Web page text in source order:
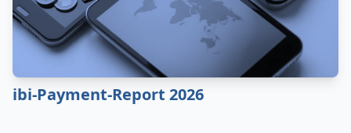
ibi-Payment-Report 2026